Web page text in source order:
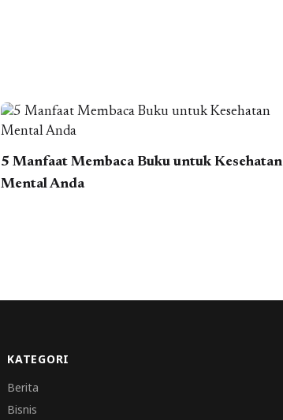
5 Manfaat Membaca Buku untuk Kesehatan
Mental Anda
KATEGORI
Berita
Bisnis